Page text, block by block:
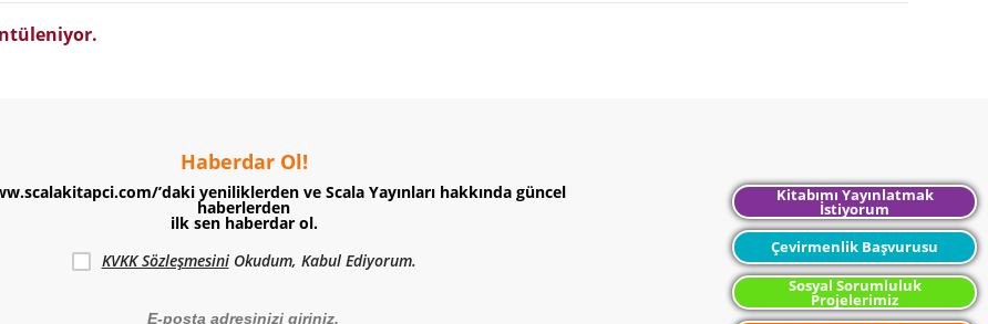
Haberdar Ol!
’daki yeniliklerden ve Scala Yayınları hakkında güncel
haberlerden
ilk sen haberdar ol.
KVKK SözleşmesiniOkudum, Kabul Ediyorum.
Kitabımı Yayınlatmak
İstiyorum
Çevirmenlik Başvurusu
Sosyal Sorumluluk
Projelerimiz